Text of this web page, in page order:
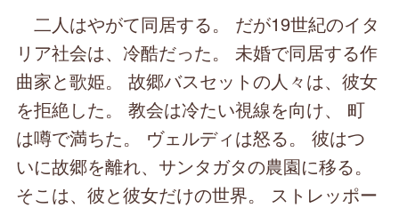
二人はやがて同居する。 だが19世紀のイタ
リア社会は、冷酷だった。 未婚で同居する作
曲家と歌姫。 故郷バスセットの人々は、彼女
を拒絶した。 教会は冷たい視線を向け、 町
は噂で満ちた。 ヴェルディは怒る。 彼はつ
いに故郷を離れ、サンタガタの農園に移る。
そこは、彼と彼女だけの世界。 ストレッポー